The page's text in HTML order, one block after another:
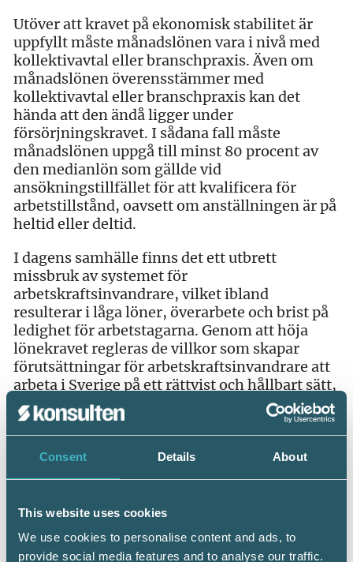
Consent Details About
This website uses cookies
We use cookies to personalise content and ads, to
provide social media features and to analyse our traffic.
Utöver att kravet på ekonomisk stabilitet är
uppfyllt måste månadslönen vara i nivå med
kollektivavtal eller branschpraxis. Även om
månadslönen överensstämmer med
kollektivavtal eller branschpraxis kan det
hända att den ändå ligger under
försörjningskravet. I sådana fall måste
månadslönen uppgå till minst 80 procent av
den medianlön som gällde vid
ansökningstillfället för att kvalificera för
arbetstillstånd, oavsett om anställningen är på
heltid eller deltid.
I dagens samhälle finns det ett utbrett
missbruk av systemet för
arbetskraftsinvandrare, vilket ibland
resulterar i låga löner, överarbete och brist på
ledighet för arbetstagarna. Genom att höja
lönekravet regleras de villkor som skapar
förutsättningar för arbetskraftsinvandrare att
arbeta i Sverige på ett rättvist och hållbart sätt,
med målet att stärka deras position på
arbetsmarknaden och minska konkurrensen
med låga löner.
ekonomin i Sverige. Enligt en analys från
betydande bidrag till både BNP och